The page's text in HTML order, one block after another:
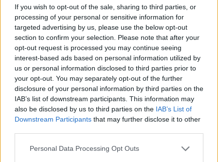
If you wish to opt-out of the sale, sharing to third parties, or
processing of your personal or sensitive information for
targeted advertising by us, please use the below opt-out
section to confirm your selection. Please note that after your
opt-out request is processed you may continue seeing
interest-based ads based on personal information utilized by
us or personal information disclosed to third parties prior to
your opt-out. You may separately opt-out of the further
disclosure of your personal information by third parties on the
IAB’s list of downstream participants. This information may
also be disclosed by us to third parties on the IAB’s List of
Downstream Participants that may further disclose it to other
Please note that this website/app uses one or more Google
Personal Data Processing Opt Outs
στην υποψηφιότητά της στις δημοτικές
εκλογές, στις πυρκαγιές που έκαναν στάχτη
το σπίτι της πριν από δύο χρόνια, αλλά και
στα κακόβουλα σχόλια που δέχτηκε για τα
κιλά της.
«Από το ΄90 σας έχω μάθει να κατεβαίνω
στις δημοτικές εκλογές. Τώρα αποφάσισα
να κάνω ένα βήμα μπροστά και να
προχωρήσω στις περιφερειακές εκλογές με
τονΝίκο Χαρδαλιά . Η πρόταση είχε γίνει
από τον Γιώργο Πατούλη», είπε αρχικά η
Μπέσσυ Αργυράκη.